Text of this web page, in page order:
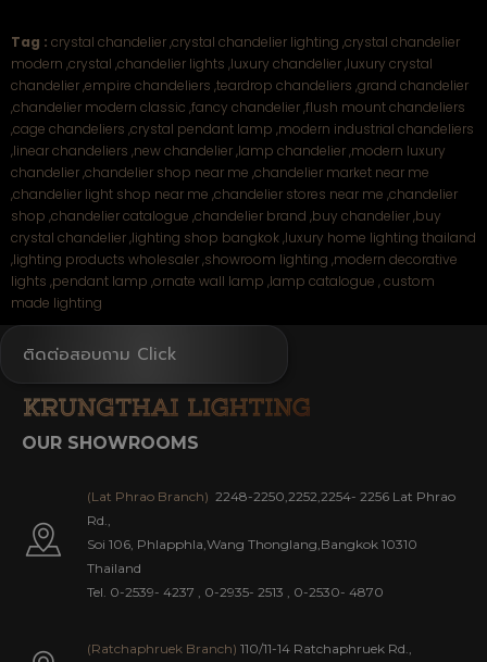
Tag : crystal chandelier,crystal chandelier lighting ,crystal chandelier
modern ,crystal ,chandelier lights ,luxury chandelier,luxury crystal
chandelier,empire chandeliers ,teardrop chandeliers ,grand chandelier
,chandelier modern classic ,fancy chandelier,flush mount chandeliers
,cage chandeliers ,crystal pendant lamp ,modern industrial chandeliers
,linear chandeliers ,new chandelier,lamp chandelier,modern luxury
chandelier,chandelier shop near me ,chandelier market near me
,chandelier light shop near me ,chandelier stores near me ,chandelier
shop ,chandelier catalogue ,chandelier brand ,buy chandelier,buy
crystal chandelier,lighting shop bangkok,luxury home lighting thailand
,lighting products wholesaler,showroom lighting ,modern decorative
lights ,pendant lamp ,ornate wall lamp ,lamp catalogue ,custom
made lighting
ติดต่อสอบถาม Click
OUR SHOWROOMS
(Lat Phrao Branch) 2248-2250,2252,2254- 2256 Lat Phrao
Rd.,
Soi 106, Phlapphla,Wang Thonglang,Bangkok 10310
Thailand
Tel. 0-2539- 4237
0-2935- 2513 0-2530- 4870
(Ratchaphruek Branch) 110/11-14 Ratchaphruek Rd.,